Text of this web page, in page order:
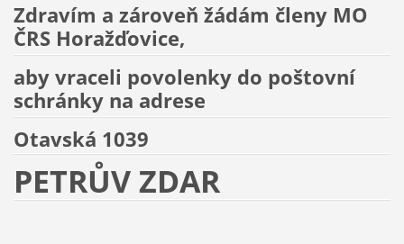
Zdravím a zároveň žádám členy MO
ČRS Horažďovice,
aby vraceli povolenky do poštovní
schránky na adrese
Otavská 1039
PETRŮV ZDAR